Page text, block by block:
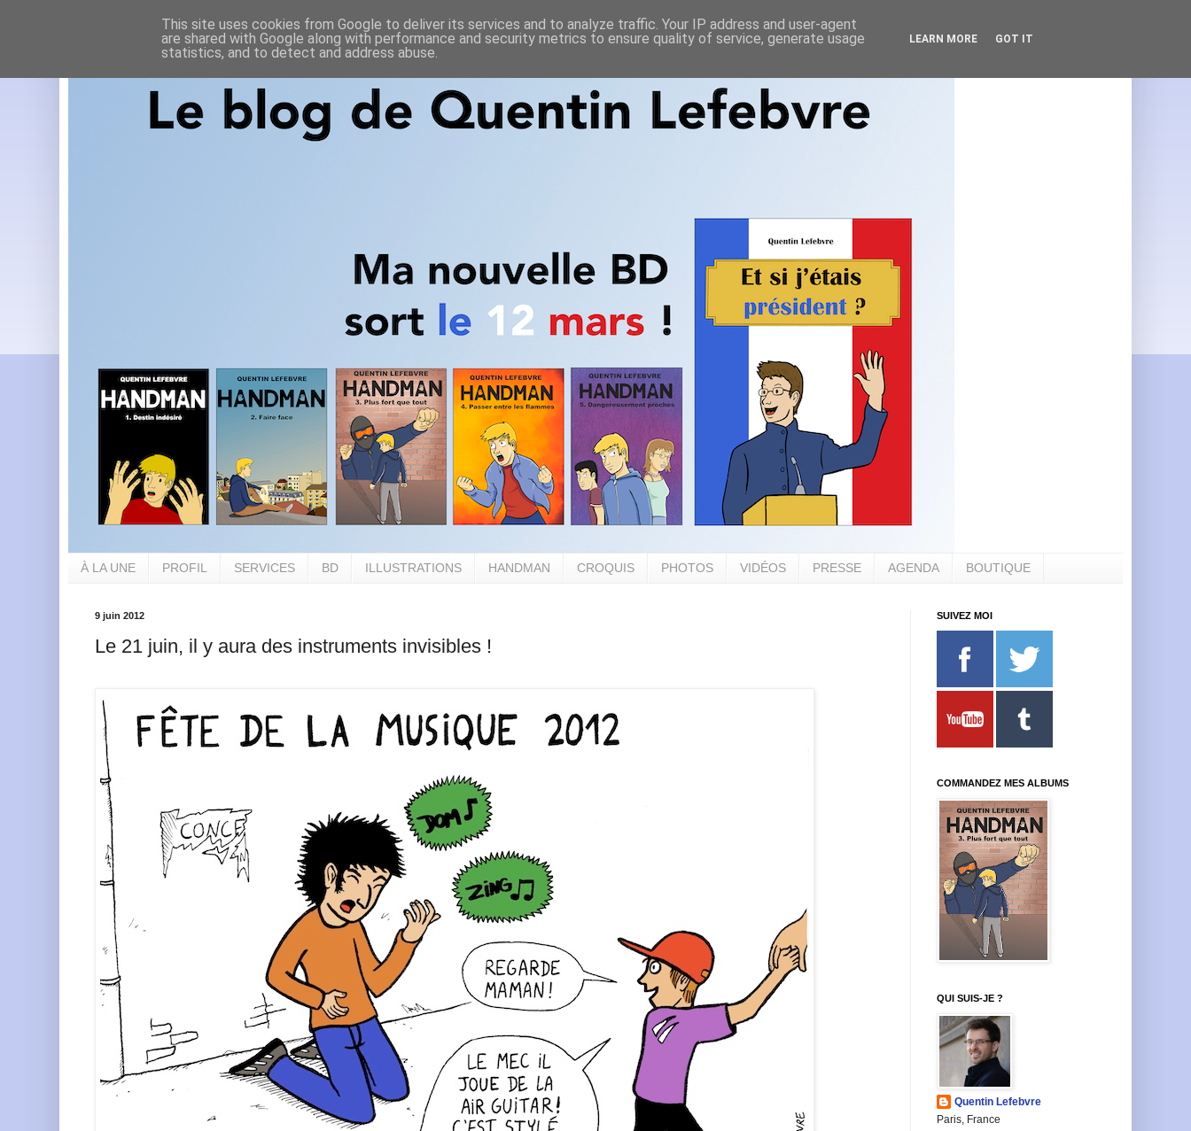
À LA UNE PROFIL SERVICES BD ILLUSTRATIONS HANDMAN CROQUIS PHOTOS VIDÉOS PRESSE AGENDA BOUTIQUE
9 juin 2012
Le 21 juin, il y aura des instruments invisibles !
SUIVEZ MOI
COMMANDEZ MES ALBUMS
QUI SUIS-JE ?
Quentin Lefebvre
Paris, France
This site uses cookies from Google to deliver its services and to analyze traffic. Your IP address and user-agent
are shared with Google along with performance and security metrics to ensure quality of service, generate usage
statistics, and to detect and address abuse.
LEARN MORE GOT IT